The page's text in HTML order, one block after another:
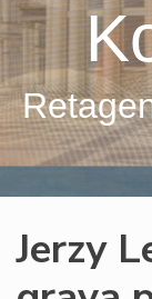
Jerzy